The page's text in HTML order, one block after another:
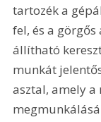
tartozék a
fel, és a
állítható
munkát
asztal, amely